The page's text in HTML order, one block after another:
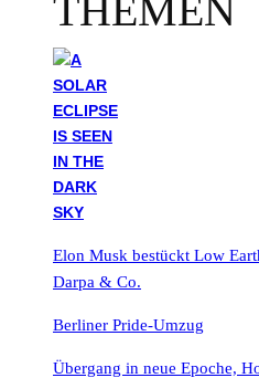
THEMEN
Elon Musk bestückt Low
Darpa & Co.
Berliner Pride-Umzug
Übergang in neue Epoche,